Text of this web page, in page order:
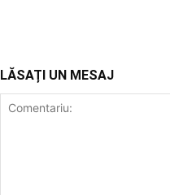
LĂSAȚI UN MESAJ